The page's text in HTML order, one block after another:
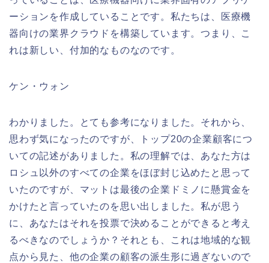
ーションを作成していることです。私たちは、医療機
器向けの業界クラウドを構築しています。つまり、こ
れは新しい、付加的なものなのです。
ケン・ウォン
わかりました。とても参考になりました。それから、
思わず気になったのですが、トップ20の企業顧客につ
いての記述がありました。私の理解では、あなた方は
ロシュ以外のすべての企業をほぼ封じ込めたと思って
いたのですが、マットは最後の企業ドミノに懸賞金を
かけたと言っていたのを思い出しました。私が思う
に、あなたはそれを投票で決めることができると考え
るべきなのでしょうか？それとも、これは地域的な観
点から見た、他の企業の顧客の派生形に過ぎないので